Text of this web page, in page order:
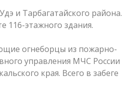
и Тарбагатайского района.
116-этажного здания.
огнеборцы из пожарно-
управления МЧС России
края. Всего в забеге